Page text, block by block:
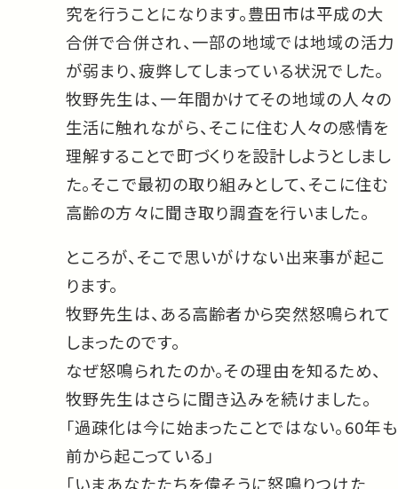
究を行うことになります。豊田市は平成の大
合併で合併され、一部の地域では地域の活力
が弱まり、疲弊してしまっている状況でした。
牧野先生は、一年間かけてその地域の人々の
生活に触れながら、そこに住む人々の感情を
理解することで町づくりを設計しようとしまし
た。そこで最初の取り組みとして、そこに住む
高齢の方々に聞き取り調査を行いました。
ところが、そこで思いがけない出来事が起こ
ります。
牧野先生は、ある高齢者から突然怒鳴られて
しまったのです。
なぜ怒鳴られたのか。その理由を知るため、
牧野先生はさらに聞き込みを続けました。
「過疎化は今に始まったことではない。60年も
前から起こっている」
「いまあなたたちを偉そうに怒鳴りつけた